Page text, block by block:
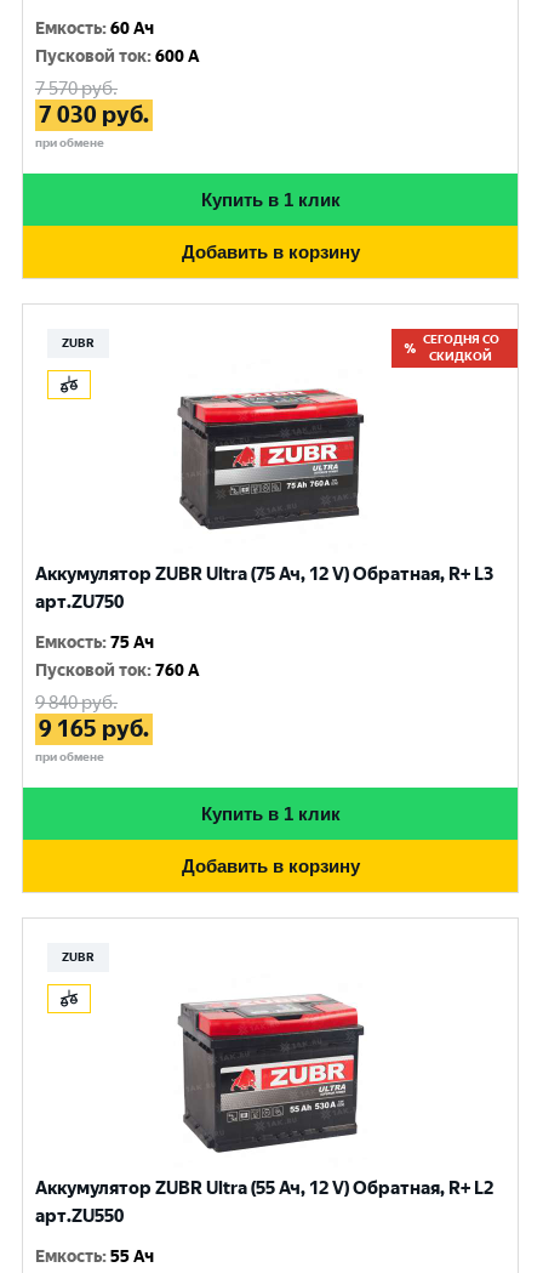
Емкость:60 Ач
Пусковой ток:600 A
7 570руб.
7 030 руб.
при обмене
Купить в 1 клик
Добавить в корзину
ZUBR
СЕГОДНЯ СО
СКИДКОЙ
Аккумулятор ZUBR Ultra (75 Ач, 12 V) Обратная, R+ L3
арт.ZU750
Емкость:75 Ач
Пусковой ток:760 A
9 840руб.
9 165 руб.
при обмене
Купить в 1 клик
Добавить в корзину
ZUBR
Аккумулятор ZUBR Ultra (55 Ач, 12 V) Обратная, R+ L2
арт.ZU550
Емкость:55 Ач